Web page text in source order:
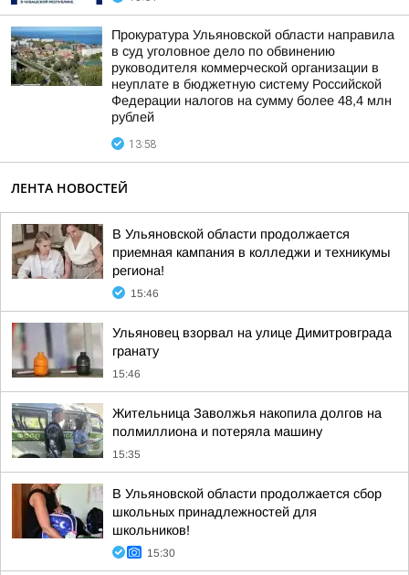
Прокуратура Ульяновской области направила
в суд уголовное дело по обвинению
руководителя коммерческой организации в
неуплате в бюджетную систему Российской
Федерации налогов на сумму более 48,4 млн
рублей
13:58
ЛЕНТА НОВОСТЕЙ
В Ульяновской области продолжается
приемная кампания в колледжи и техникумы
региона!
15:46
Ульяновец взорвал на улице Димитровграда
гранату
15:46
Жительница Заволжья накопила долгов на
полмиллиона и потеряла машину
15:35
В Ульяновской области продолжается сбор
школьных принадлежностей для
школьников!
15:30